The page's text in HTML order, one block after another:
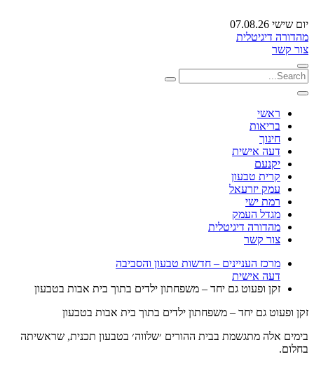
יום שישי 07.08.26
מהדורה דיגיטלית
צור קשר
ראשי
בריאות
חינוך
דעה אישית
יקנעם
קרית טבעון
עמק יזרעאל
רמת ישי
מגדל העמק
מהדורה דיגיטלית
צור קשר
מרכז העניינים – חדשות טבעון והסביבה
דעה אישית
זקן ופעוט גם יחד – משפחתון ילדים בתוך בית אבות בטבעון
זקן ופעוט גם יחד – משפחתון ילדים בתוך בית אבות בטבעון
בימים אלה מתגשמת בבית ההורים ׳שלווה׳ בטבעון תכנית, שראשיתה
בחלום.